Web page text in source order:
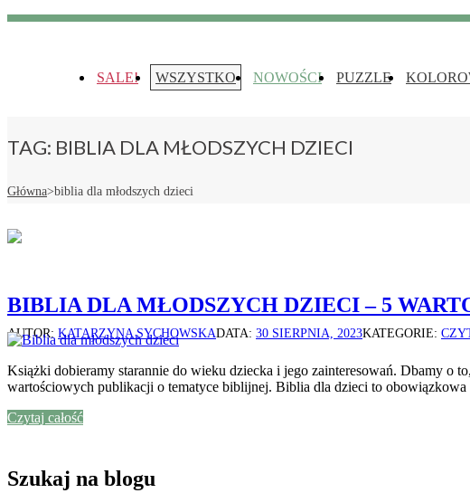
edukacja-dzieci.pl
Gry, puzzle i książki ze sztuką dla dzieci
SALE! WSZYSTKO NOWOŚCI PUZZLE
TAG: BIBLIA DLA MŁODSZYCH DZIECI
Główna>biblia dla młodszych dzieci
BIBLIA DLA MŁODSZYCH DZIECI – 5
AUTOR: KATARZYNA SYCHOWSKADATA: 30 SIERPNIA, 2023KATEGORIE:
Książki dobieramy starannie do wieku dziecka i jego zainteresowań. Dbamy o
wartościowych publikacji o tematyce biblijnej. Biblia dla dzieci to
Czytaj całość
Szukaj na blogu